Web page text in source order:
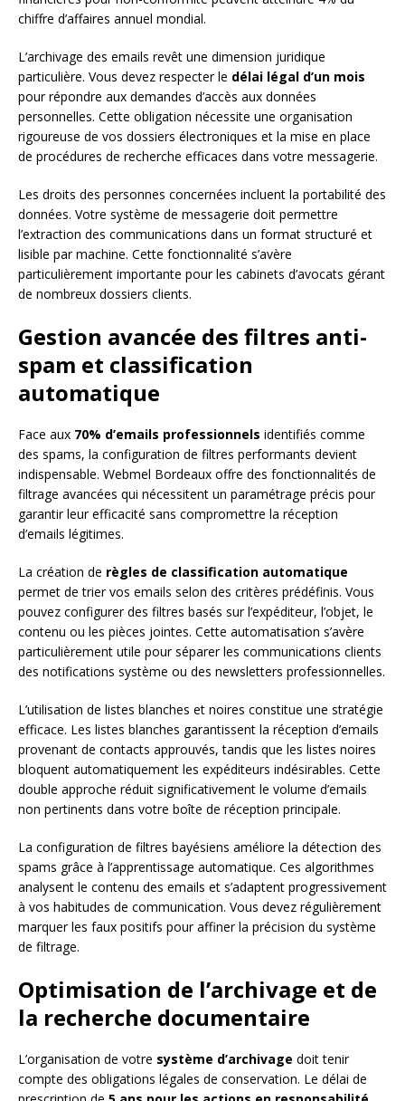
chiffre d’affaires annuel mondial.
L’archivage des emails revêt une dimension juridique
particulière. Vous devez respecter le délai légal d’un mois
pour répondre aux demandes d’accès aux données
personnelles. Cette obligation nécessite une organisation
rigoureuse de vos dossiers électroniques et la mise en place
de procédures de recherche efficaces dans votre messagerie.
Les droits des personnes concernées incluent la portabilité des
données. Votre système de messagerie doit permettre
l’extraction des communications dans un format structuré et
lisible par machine. Cette fonctionnalité s’avère
particulièrement importante pour les cabinets d’avocats gérant
de nombreux dossiers clients.
Gestion avancée des filtres anti-
spam et classification
automatique
Face aux 70% d’emails professionnels identifiés comme
des spams, la configuration de filtres performants devient
indispensable. Webmel Bordeaux offre des fonctionnalités de
filtrage avancées qui nécessitent un paramétrage précis pour
garantir leur efficacité sans compromettre la réception
d’emails légitimes.
La création de règles de classification automatique
permet de trier vos emails selon des critères prédéfinis. Vous
pouvez configurer des filtres basés sur l’expéditeur, l’objet, le
contenu ou les pièces jointes. Cette automatisation s’avère
particulièrement utile pour séparer les communications clients
des notifications système ou des newsletters professionnelles.
L’utilisation de listes blanches et noires constitue une stratégie
efficace. Les listes blanches garantissent la réception d’emails
provenant de contacts approuvés, tandis que les listes noires
bloquent automatiquement les expéditeurs indésirables. Cette
double approche réduit significativement le volume d’emails
non pertinents dans votre boîte de réception principale.
La configuration de filtres bayésiens améliore la détection des
spams grâce à l’apprentissage automatique. Ces algorithmes
analysent le contenu des emails et s’adaptent progressivement
à vos habitudes de communication. Vous devez régulièrement
marquer les faux positifs pour affiner la précision du système
de filtrage.
Optimisation de l’archivage et de
la recherche documentaire
L’organisation de votre système d’archivage doit tenir
compte des obligations légales de conservation. Le délai de